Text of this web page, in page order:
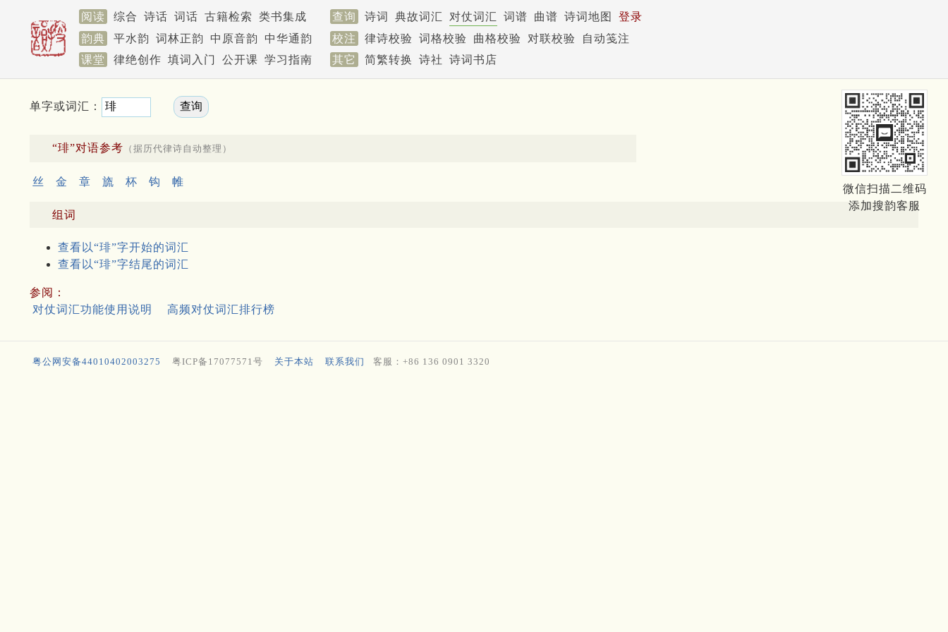
阅读 综合 诗话 词话 古籍检索 类书集成 查询 诗词 典故词汇 对仗词汇 词谱 曲谱 诗词地图
登录
韵典
平水韵 词林正韵 中原音韵 中华通韵 校注 律诗校验 词格校验 曲格校验 对联校验
自动笺注
课堂
律绝创作 填词入门 公开课 学习指南 其它 简繁转换 诗社 诗词书店
微信扫描二维码
添加搜韵客服
单字或词汇：
“琲”对语参考 （据历代律诗自动整理）
丝 金 章 旒 杯 钩 帷
组词
查看以“琲”字开始的词汇
查看以“琲”字结尾的词汇
参阅：
对仗词汇功能使用说明
高频对仗词汇排行榜
粤公网安备44010402003275 粤ICP备17077571号 关于本站 联系我们 客服：+86 136 0901 3320